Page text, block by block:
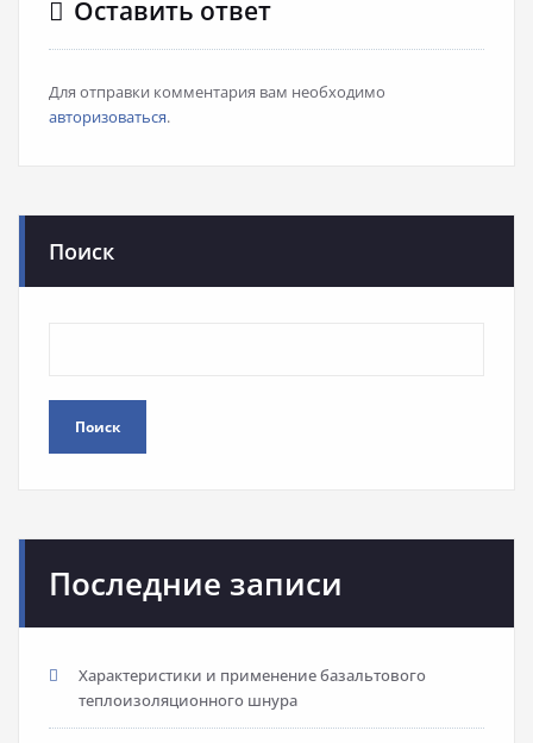
Оставить ответ
Для отправки комментария вам необходимо
авторизоваться.
Поиск
Поиск
Последние записи
Характеристики и применение базальтового
теплоизоляционного шнура